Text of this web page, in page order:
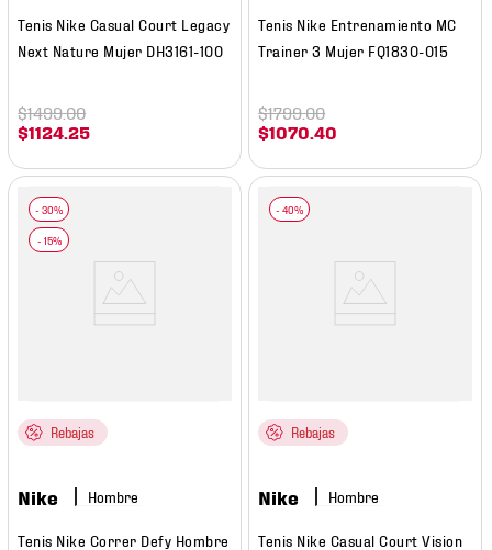
Tenis Nike Casual Court Legacy
Next Nature Mujer DH3161-100
$1124 .25
$1499.00
Tenis Nike Entrenamiento MC
Trainer 3 Mujer FQ1830-015
$1070 .40
$1799.00
Rebajas
Nike Hombre
Tenis Nike Correr Defy Hombre
Rebajas
Nike Hombre
Tenis Nike Casual Court Vision